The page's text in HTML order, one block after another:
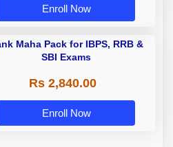
Enroll Now
Maha Pack for IBPS, RRB &
SBI Exams
Rs 2,840.00
Enroll Now